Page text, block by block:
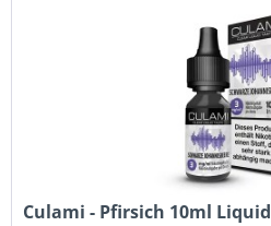
Culami - Pfirsich 10ml Liquid